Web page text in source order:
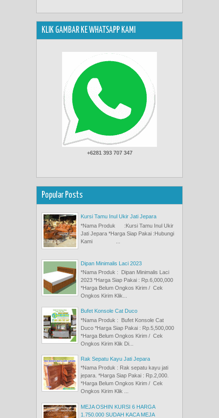
KLIK GAMBAR KE WHATSAPP KAMI
+6281 393 707 347
Popular Posts
Kursi Tamu Inul Ukir Jati Jepara
*Nama Produk :Kursi Tamu Inul Ukir
Jati Jepara *Harga Siap Pakai :Hubungi
Kami ...
Dipan Minimalis Laci 2023
*Nama Produk : Dipan Minimalis Laci
2023 *Harga Siap Pakai : Rp.6,000,000
*Harga Belum Ongkos Kirim / Cek
Ongkos Kirim Klik...
Bufet Konsole Cat Duco
*Nama Produk : Bufet Konsole Cat
Duco *Harga Siap Pakai : Rp.5,500,000
*Harga Belum Ongkos Kirim / Cek
Ongkos Kirim Klik Di...
Rak Sepatu Kayu Jati Jepara
*Nama Produk : Rak sepatu kayu jati
jepara. *Harga Siap Pakai : Rp.2,000.
*Harga Belum Ongkos Kirim / Cek
Ongkos Kirim Klik ...
MEJA OSHIN KURSI 6 HARGA
1.750.000 SUDAH KACA MEJA